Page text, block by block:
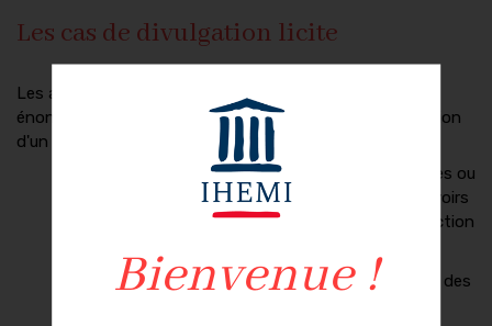
Les cas de divulgation licite
Les articles
L151-7 à L151-9 du code du commerce
énoncent les cas pour lesquels, la loi autorise la divulgation
d'un savoir-faire, comme par exemple :
Demandes émanant des autorités juridictionnelles ou
administratives, et relatives à l'exercice des pouvoirs
d'enquête, de contrôle, d'autorisation ou de sanction
Respect de la liberté de la presse, et de la liberté
d'information telle que proclamée dans la Charte des